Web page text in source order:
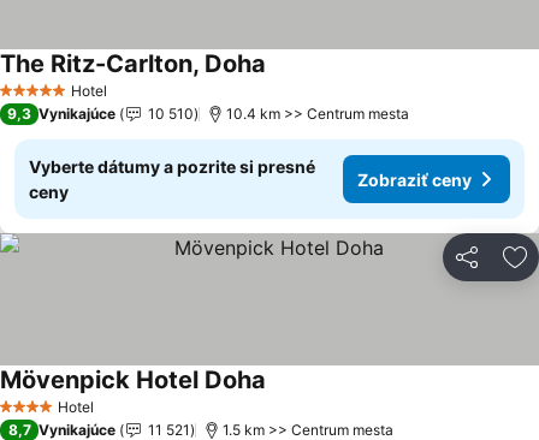
5 Počet hviezdičiek
Hotel
The Ritz-Carlton, Doha
9,3 Vynikajúce 10 510 10.4 km >> Centrum mesta
Vyberte dátumy a pozrite si presné
ceny
Zobraziť ceny
Zdieľať
4 Počet hviezdičiek
Hotel
Mövenpick Hotel Doha
8,7 Vynikajúce 11 521 1.5 km >> Centrum mesta